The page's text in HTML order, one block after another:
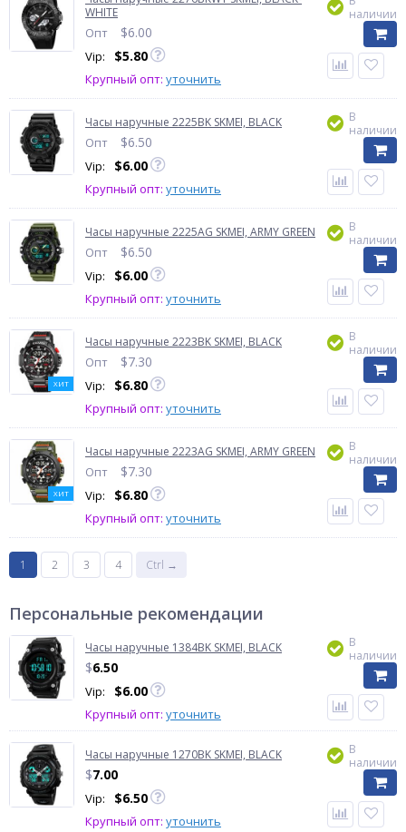
WHITE
Опт $6.00
Vip: $5.80
Крупный опт: уточнить
наличии
Часы наручные 2225BK SKMEI, BLACK
Опт $6.50
Vip: $6.00
Крупный опт: уточнить
В
наличии
Часы наручные 2225AG SKMEI, ARMY GREEN
Опт $6.50
Vip: $6.00
Крупный опт: уточнить
В
наличии
ХИТ
Часы наручные 2223BK SKMEI, BLACK
Опт $7.30
Vip: $6.80
Крупный опт: уточнить
В
наличии
ХИТ
Часы наручные 2223AG SKMEI, ARMY GREEN
Опт $7.30
Vip: $6.80
Крупный опт: уточнить
В
наличии
1 2 3 4 Ctrl →
Персональные рекомендации
Часы наручные 1384BK SKMEI, BLACK
$6.50
Vip: $6.00
Крупный опт: уточнить
В
наличии
Часы наручные 1270BK SKMEI, BLACK
$7.00
Vip: $6.50
Крупный опт: уточнить
В
наличии